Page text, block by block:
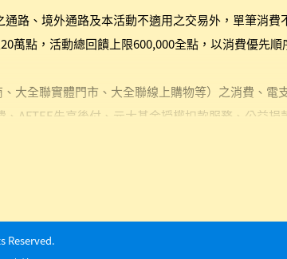
路、境外通路及本活動不適用之交易外，單筆消費
萬點，活動總回饋上限600,000全點，以消費優先順
大全聯實體門市、大全聯線上購物等）之消費、電
AFTEE先享後付、元大基金授權扣款服務、公益捐
較大嬰兒配方食品、塑膠袋等），並扣除店家相關
付入口>點選右上角最新訊息「小鈴鐺圖示」>直接查
Reserved.